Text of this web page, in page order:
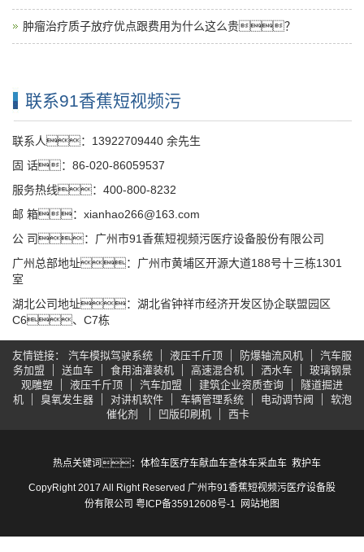
肿瘤治疗质子放疗优点跟费用为什么这么贵？
联系91香蕉短视频污
联系人：13922709440 余先生
固 话：86-020-86059537
服务热线：400-800-8232
邮 箱：xianhao266@163.com
公 司：广州市91香蕉短视频污医疗设备股份有限公司
广州总部地址：广州市黄埔区开源大道188号十三栋1301
室
湖北公司地址：湖北省钟祥市经济开发区协企联盟园区
C6、C7栋
友情链接 汽车模拟驾驶系统 液压千斤顶 防爆轴流风机
汽车服
务加盟
送血车 食用油灌装机 高速混合机 洒水车
玻璃钢景
观雕塑
液压千斤顶 汽车加盟 建筑企业资质查询
隧道掘进
机
臭氧发生器 对讲机软件 车辆管理系统 电动调节阀
软泡
催化剂
凹版印刷机 西卡
热点关键词： 体检车医疗车献血车查体车采血车 救护车
CopyRight 2017 All Right Reserved 广州市91香蕉短视频污医疗设备股
份有限公司 粤ICP备35912608号-1 网站地图